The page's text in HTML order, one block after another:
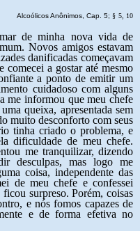
Alcoólicos Anônimos, Cap. 5; § 5, 10
de minha nova vida de
Novos amigos estavam
danificadas começavam
comecei a gostar até mesmo
a ponto de emitir um
cuidadoso com alguns
me informou que meu chefe
queixa, apresentada sem
muito desconforto com seus
tinha criado o problema, e
dificuldade de meu chefe.
me tranquilizar, dizendo
desculpas, mas logo me
coisa, independente das
de meu chefe e confessei
surpreso. Porém, coisas
e nós fomos capazes de
e de forma efetiva no